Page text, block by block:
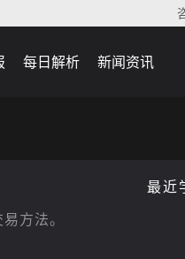
每日解析
新闻资讯
最近
方法。